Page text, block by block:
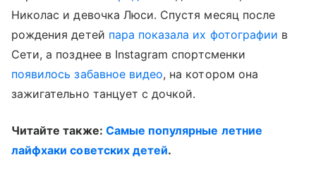
Николас и девочка Люси. Спустя месяц после
рождения детей пара показала их фотографии в
Сети, а позднее в Instagram спортсменки
появилось забавное видео, на котором она
зажигательно танцует с дочкой.
Читайте также: Самые популярные летние
лайфхаки советских детей.